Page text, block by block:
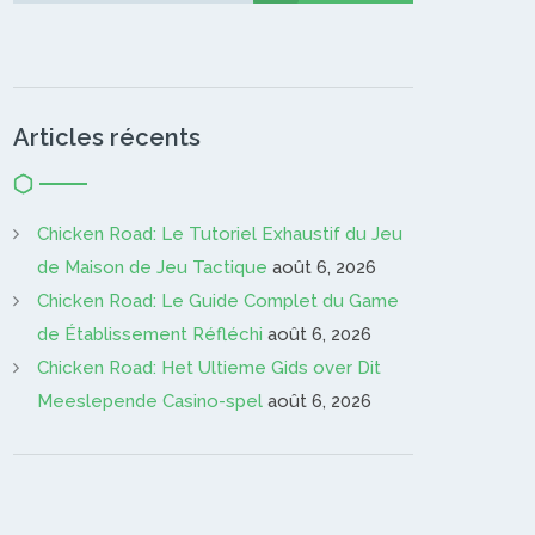
Articles récents
Chicken Road: Le Tutoriel Exhaustif du Jeu
de Maison de Jeu Tactique août 6, 2026
Chicken Road: Le Guide Complet du Game
de Établissement Réfléchi août 6, 2026
Chicken Road: Het Ultieme Gids over Dit
Meeslepende Casino-spel août 6, 2026